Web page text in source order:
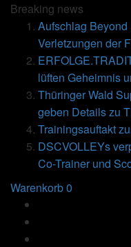
Breaking news
Aufschlag
Verletzungen der
lüften Geheimnis
Thüringer Wald
geben Details zu
Trainingsauftakt
DSCVOLLEYs
Co-Trainer und
Warenkorb0